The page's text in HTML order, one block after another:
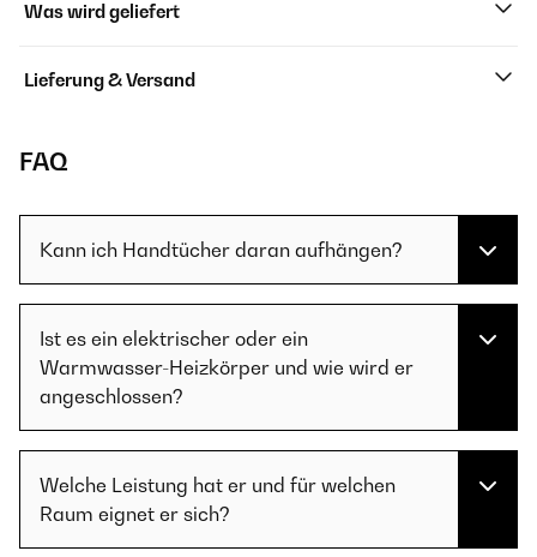
Was wird geliefert
Lieferung & Versand
FAQ
Kann ich Handtücher daran aufhängen?
Ist es ein elektrischer oder ein
Warmwasser-Heizkörper und wie wird er
angeschlossen?
Welche Leistung hat er und für welchen
Raum eignet er sich?